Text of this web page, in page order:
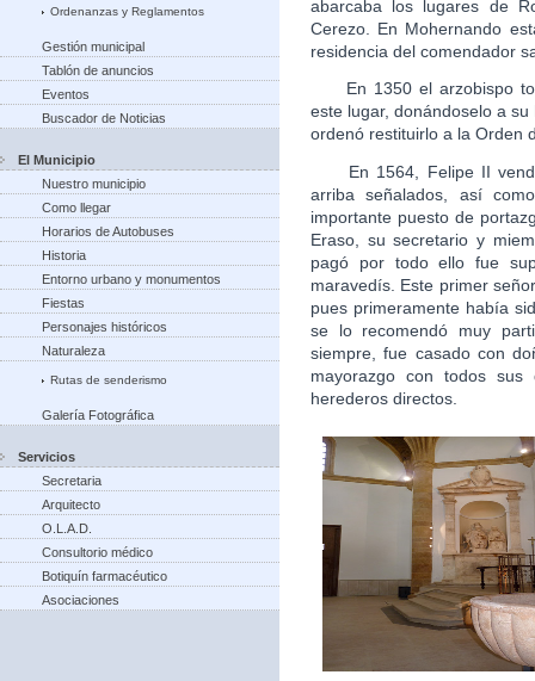
Ordenanzas y Reglamentos
Gestión municipal
Tablón de anuncios
Eventos
Buscador de Noticias
El Municipio
Nuestro municipio
Como llegar
Horarios de Autobuses
Historia
Entorno urbano y monumentos
Fiestas
Personajes históricos
Naturaleza
Rutas de senderismo
Galería Fotográfica
Servicios
Secretaria
Arquitecto
O.L.A.D.
Consultorio médico
Botiquín farmacéutico
Asociaciones
abarcaba los lugares de
Cerezo. En Mohernando
residencia del comendador
En 1350 el arzobispo
este lugar, donándoselo a
ordenó restituirlo a la Orden
En 1564, Felipe II
arriba señalados, así
importante puesto de
Eraso, su secretario y
pagó por todo ello fue
maravedís. Este primer
pues primeramente había
se lo recomendó muy
siempre, fue casado con
mayorazgo con todos
herederos directos.